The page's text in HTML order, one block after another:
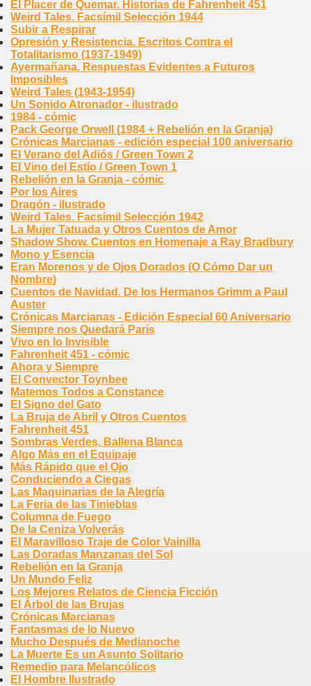
El Placer de Quemar. Historias de Fahrenheit 451
Weird Tales. Facsímil Selección 1944
Subir a Respirar
Opresión y Resistencia. Escritos Contra el
Totalitarismo (1937-1949)
Ayermañana. Respuestas Evidentes a Futuros
Imposibles
Weird Tales (1943-1954)
Un Sonido Atronador - ilustrado
1984 - cómic
Pack George Orwell (1984 + Rebelión en la Granja)
Crónicas Marcianas - edición especial 100 aniversario
El Verano del Adiós / Green Town 2
El Vino del Estío / Green Town 1
Rebelión en la Granja - cómic
Por los Aires
Dragón - ilustrado
Weird Tales. Facsímil Selección 1942
La Mujer Tatuada y Otros Cuentos de Amor
Shadow Show. Cuentos en Homenaje a Ray Bradbury
Mono y Esencia
Eran Morenos y de Ojos Dorados (O Cómo Dar un
Nombre)
Cuentos de Navidad. De los Hermanos Grimm a Paul
Auster
Crónicas Marcianas - Edición Especial 60 Aniversario
Siempre nos Quedará París
Vivo en lo Invisible
Fahrenheit 451 - cómic
Ahora y Siempre
El Convector Toynbee
Matemos Todos a Constance
El Signo del Gato
La Bruja de Abril y Otros Cuentos
Fahrenheit 451
Sombras Verdes, Ballena Blanca
Algo Más en el Equipaje
Más Rápido que el Ojo
Conduciendo a Ciegas
Las Maquinarias de la Alegría
La Feria de las Tinieblas
Columna de Fuego
De la Ceniza Volverás
El Maravilloso Traje de Color Vainilla
Las Doradas Manzanas del Sol
Rebelión en la Granja
Un Mundo Feliz
Los Mejores Relatos de Ciencia Ficción
El Árbol de las Brujas
Crónicas Marcianas
Fantasmas de lo Nuevo
Mucho Después de Medianoche
La Muerte Es un Asunto Solitario
Remedio para Melancólicos
El Hombre Ilustrado